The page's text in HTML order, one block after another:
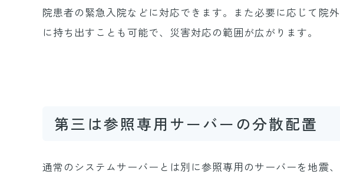
院患者の緊急入院などに対応できます。また必要に応じて院外
に持ち出すことも可能で、災害対応の範囲が広がります。
第三は参照専用サーバーの分散配置
通常のシステムサーバーとは別に参照専用のサーバーを地震、